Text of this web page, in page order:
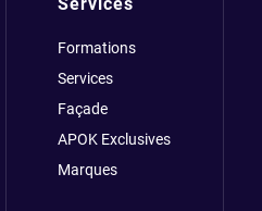
Formations
Services
Façade
APOK Exclusives
Marques